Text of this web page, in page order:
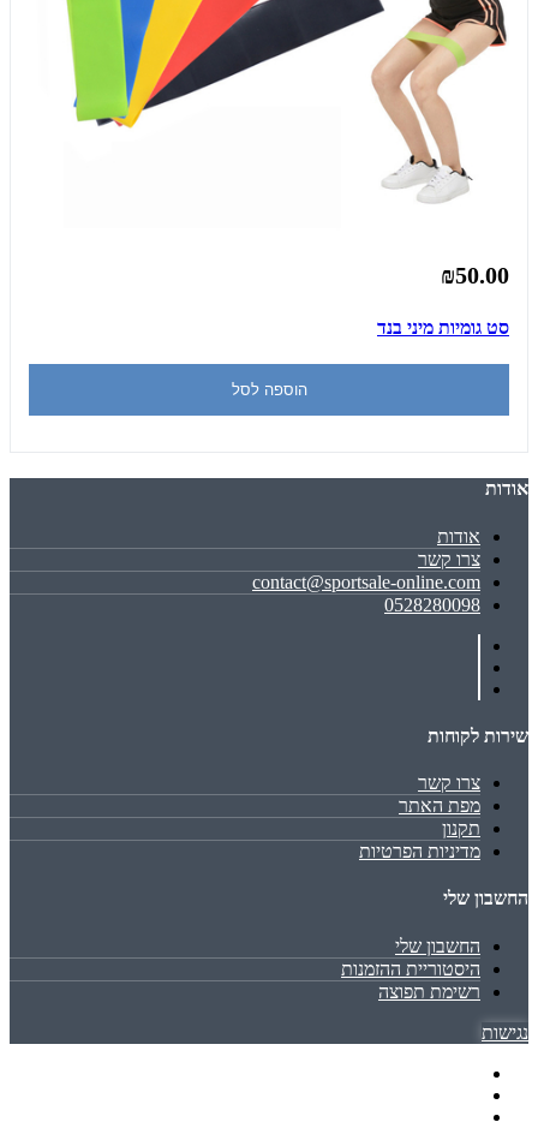
₪50.00
סט גומיות מיני בנד
הוספה לסל
אודות
אודות
צרו קשר
contact@sportsale-online.com
0528280098
שירות לקוחות
צרו קשר
מפת האתר
תקנון
מדיניות הפרטיות
החשבון שלי
החשבון שלי
היסטוריית ההזמנות
רשימת תפוצה
נגישות